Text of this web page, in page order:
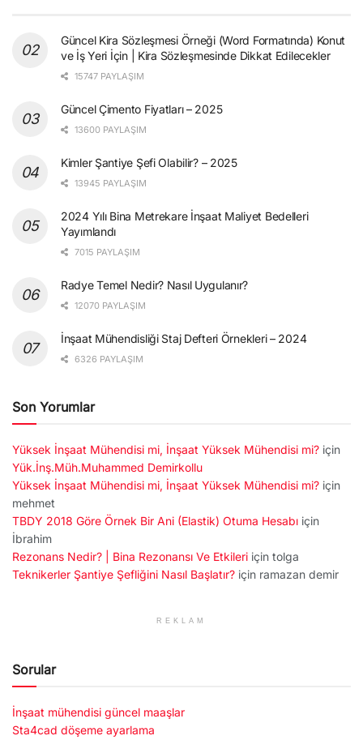
Güncel Kira Sözleşmesi Örneği (Word Formatında) Konut
ve İş Yeri İçin | Kira Sözleşmesinde Dikkat Edilecekler
15747 PAYLAŞIM
Güncel Çimento Fiyatları – 2025
13600 PAYLAŞIM
Kimler Şantiye Şefi Olabilir? – 2025
13945 PAYLAŞIM
2024 Yılı Bina Metrekare İnşaat Maliyet Bedelleri
Yayımlandı
7015 PAYLAŞIM
Radye Temel Nedir? Nasıl Uygulanır?
12070 PAYLAŞIM
İnşaat Mühendisliği Staj Defteri Örnekleri – 2024
6326 PAYLAŞIM
Son Yorumlar
Yüksek İnşaat Mühendisi mi, İnşaat Yüksek Mühendisi mi? için
Yük.İnş.Müh.Muhammed Demirkollu
Yüksek İnşaat Mühendisi mi, İnşaat Yüksek Mühendisi mi? için
mehmet
TBDY 2018 Göre Örnek Bir Ani (Elastik) Otuma Hesabı için
İbrahim
Rezonans Nedir? | Bina Rezonansı Ve Etkileri için tolga
Teknikerler Şantiye Şefliğini Nasıl Başlatır? için ramazan demir
REKLAM
Sorular
İnşaat mühendisi güncel maaşlar
Sta4cad döşeme ayarlama